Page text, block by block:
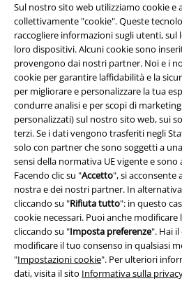
Sul nostro sito web utilizziamo cookie
collettivamente "cookie". Queste
raccogliere informazioni sugli utenti,
loro dispositivi. Alcuni cookie sono
provengono dai nostri partner. Noi e i
cookie per garantire laffidabilità e la
per migliorare e personalizzare la tua
condurre analisi e per scopi di
personalizzati) sul nostro sito web, sui
terzi. Se i dati vengono trasferiti negli
solo con partner che sono soggetti a
sensi della normativa UE vigente e
Facendo clic su "Accetto", si acconsente
nostra e dei nostri partner. In
cliccando su "Rifiuta tutto": in questo
cookie necessari. Puoi anche
cliccando su "Imposta preferenze". Hai
modificare il tuo consenso in qualsiasi
"Impostazioni cookie". Per ulteriori
dati, visita il sito Informativa sulla
Info legali
Termini & Condizioni
Redazione
Legge sulla Privacy
Smaltimento rifiuti e protezione
Dichiarazione di Conformità
Informazioni sull'accessibilità
Impostazioni cookie